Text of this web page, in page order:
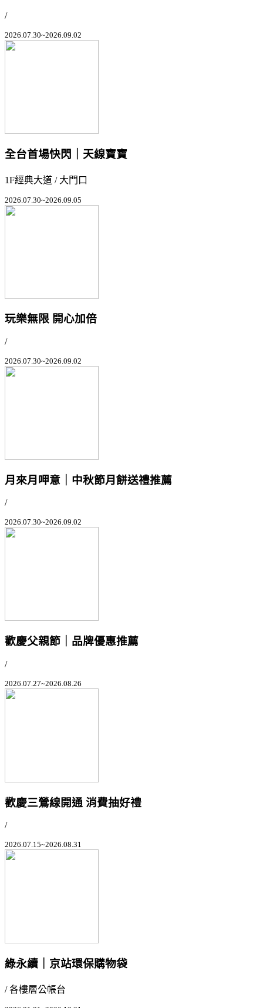
/
2026.07.30~2026.09.02
全台首場快閃｜天線寶寶
1F經典大道 / 大門口
2026.07.30~2026.09.05
玩樂無限 開心加倍
/
2026.07.30~2026.09.02
月來月呷意｜中秋節月餅送禮推薦
/
2026.07.30~2026.09.02
歡慶父親節｜品牌優惠推薦
/
2026.07.27~2026.08.26
歡慶三鶯線開通 消費抽好禮
/
2026.07.15~2026.08.31
綠永續｜京站環保購物袋
/ 各樓層公帳台